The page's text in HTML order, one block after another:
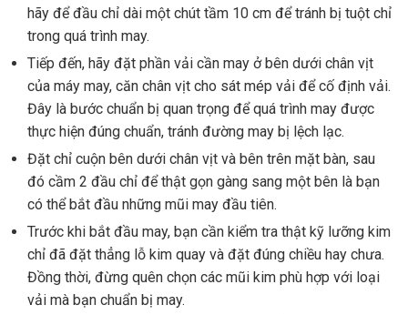
hãy để đầu chỉ dài một chút tầm 10 cm để tránh bị tuột chỉ
trong quá trình may.
Tiếp đến, hãy đặt phần vải cần may ở bên dưới chân vịt
của máy may, căn chân vịt cho sát mép vải để cố định vải.
Đây là bước chuẩn bị quan trọng để quá trình may được
thực hiện đúng chuẩn, tránh đường may bị lệch lạc.
Đặt chỉ cuộn bên dưới chân vịt và bên trên mặt bàn, sau
đó cầm 2 đầu chỉ để thật gọn gàng sang một bên là bạn
có thể bắt đầu những mũi may đầu tiên.
Trước khi bắt đầu may, bạn cần kiểm tra thật kỹ lưỡng kim
chỉ đã đặt thẳng lỗ kim quay và đặt đúng chiều hay chưa.
Đồng thời, đừng quên chọn các mũi kim phù hợp với loại
vải mà bạn chuẩn bị may.